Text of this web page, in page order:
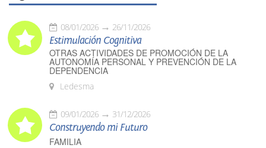
08/01/2026 26/11/2026
Estimulación Cognitiva
OTRAS ACTIVIDADES DE PROMOCIÓN DE LA
AUTONOMÍA PERSONAL Y PREVENCIÓN DE LA
DEPENDENCIA
Ledesma
09/01/2026 31/12/2026
Construyendo mi Futuro
FAMILIA